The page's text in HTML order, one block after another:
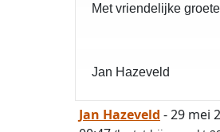
Met vriendelijke
Jan Hazeveld
Jan Hazeveld - 29 mei